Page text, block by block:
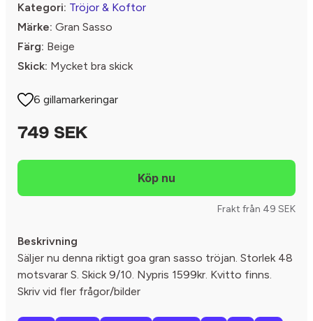
Kategori: Tröjor & Koftor
Märke: Gran Sasso
Färg: Beige
Skick: Mycket bra skick
6 gillamarkeringar
749 SEK
Frakt från 49 SEK
Beskrivning
Säljer nu denna riktigt goa gran sasso tröjan. Storlek 48
motsvarar S. Skick 9/10. Nypris 1599kr. Kvitto finns.
Skriv vid fler frågor/bilder